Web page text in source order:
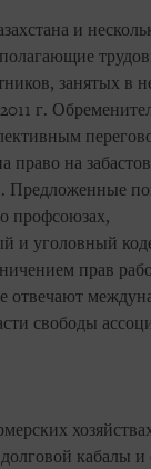
и
занятых в
г.
право на
Предложенные
профсоюзах,
и уголовный
прав
отвечают
свободы
кабалы и